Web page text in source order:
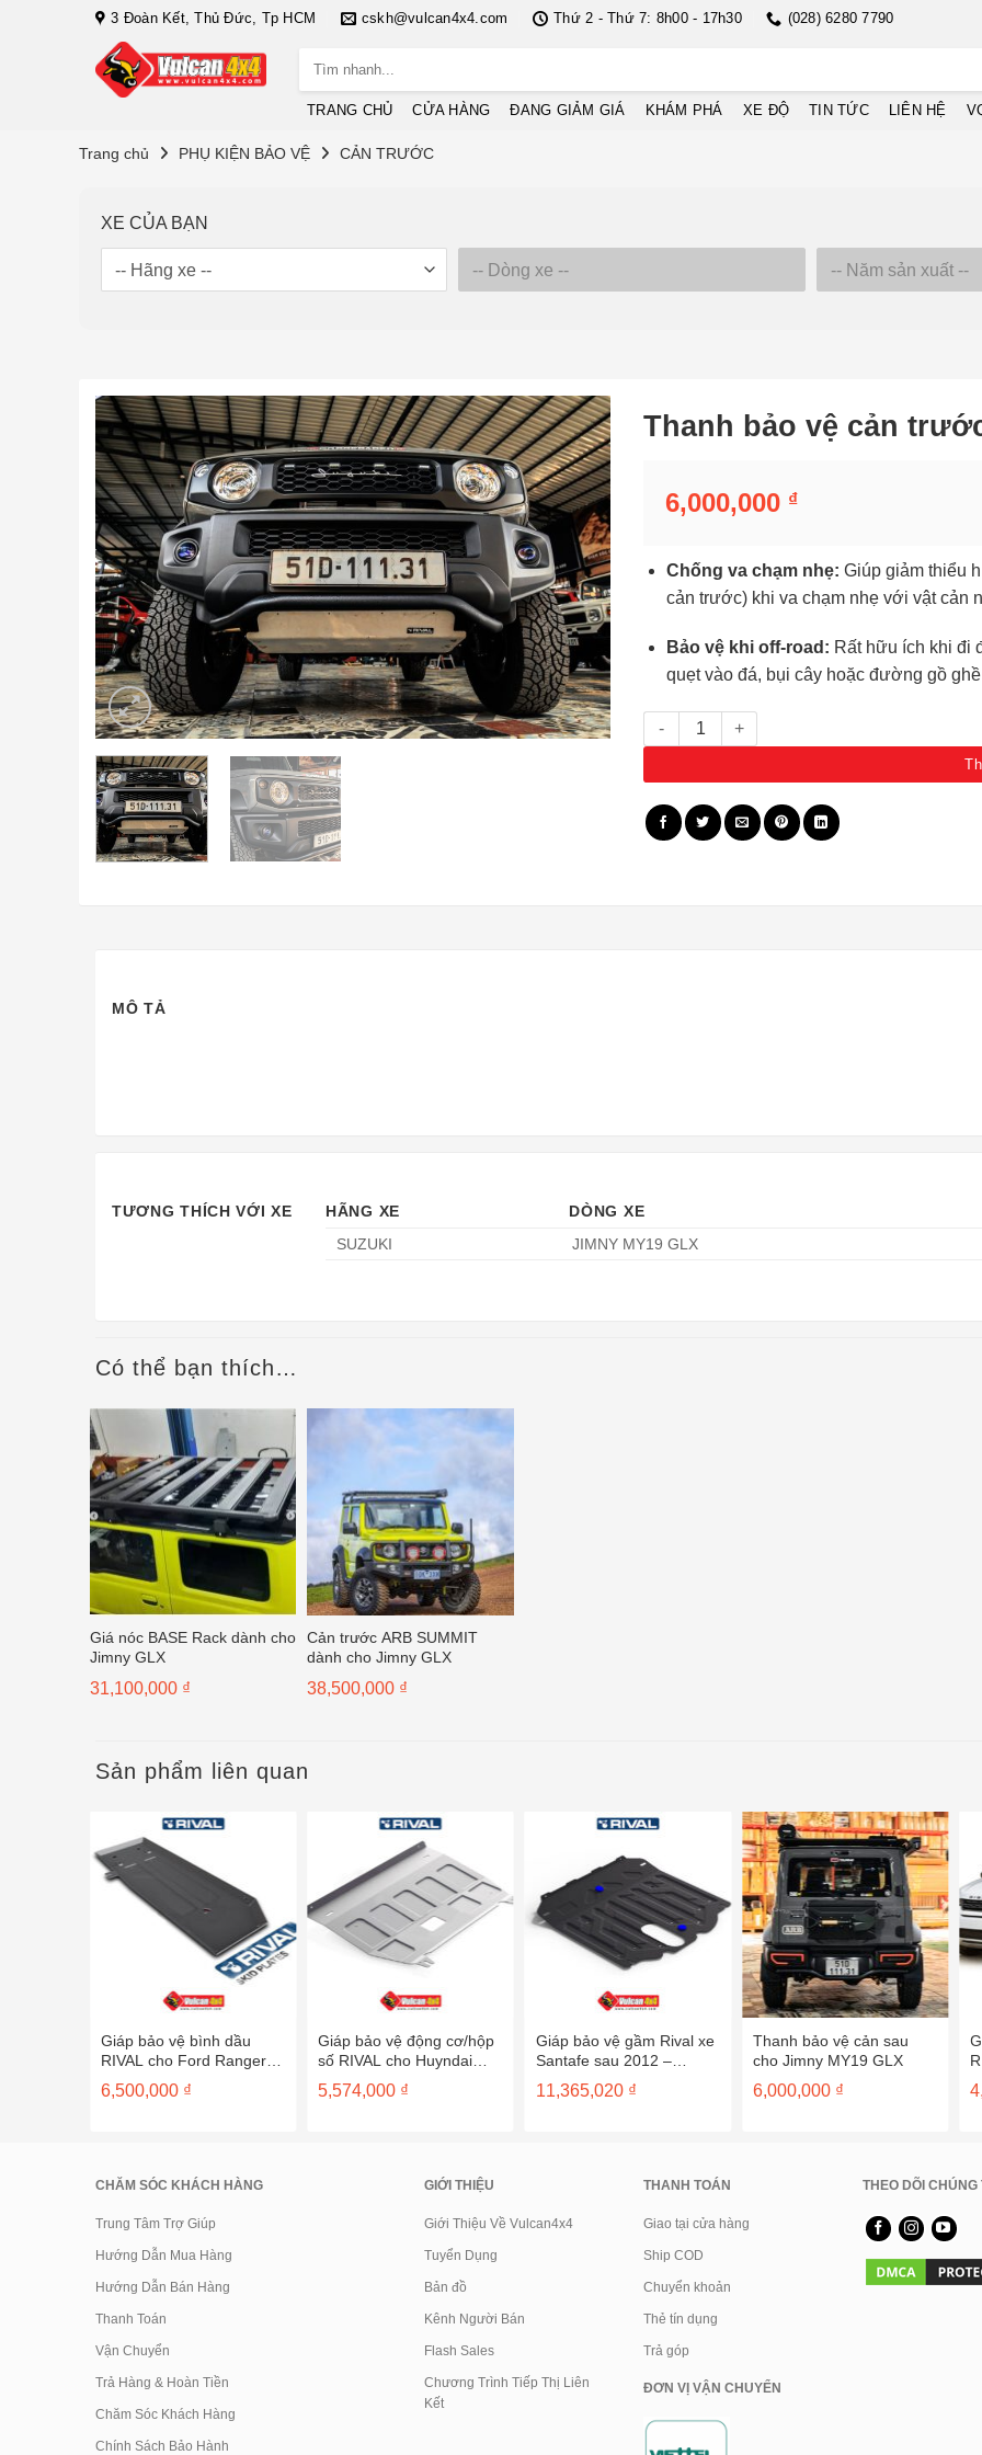
3 Đoàn Kết, Thủ Đức, Tp HCM cskh@vulcan4x4.com Thứ 2 - Thứ 7: 8h00 - 17h30 (028) 6280 7790
Tìm
TRANG CHỦ CỬA HÀNG ĐANG GIẢM GIÁ KHÁM PHÁ XE ĐỘ TIN TỨC LIÊN HỆ
Trang chủ PHỤ KIỆN BẢO VỆ CẢN TRƯỚC
XE CỦA BẠN
Thanh bảo vệ cản
6,000,000 ₫
Chống va chạm nhẹ: Giúp giảm thiểu
cản trước) khi va chạm nhẹ với vật cản
Bảo vệ khi off-road: Rất hữu ích khi đi
quẹt vào đá, bụi cây hoặc đường gồ
Thanh bảo vệ cản trước cho Jimny MY19 GLX
MÔ TẢ
TƯƠNG THÍCH VỚI XE HÃNG XE
DÒNG XE
SUZUKI
JIMNY MY19 GLX
Có thể bạn thích…
Giá nóc BASE Rack dành cho
Jimny GLX
31,100,000 ₫
Cản trước ARB SUMMIT
dành cho Jimny GLX
38,500,000 ₫
Sản phẩm liên quan
Giáp bảo vệ bình dầu
RIVAL cho Ford Ranger
sau 2012 – 2333.1845.1.6
6,500,000 ₫
Giáp bảo vệ động cơ/hộp
số RIVAL cho Huyndai
Veloster sau 2012 –
2333.2328.1
5,574,000 ₫
Giáp bảo vệ gầm Rival xe
Santafe sau 2012 –
2333.2341.1
11,365,020 ₫
Thanh bảo vệ cản sau
cho Jimny MY19 GLX
6,000,000 ₫
CHĂM SÓC KHÁCH HÀNG
Trung Tâm Trợ Giúp
Hướng Dẫn Mua Hàng
Hướng Dẫn Bán Hàng
Thanh Toán
Vận Chuyển
Trả Hàng & Hoàn Tiền
Chăm Sóc Khách Hàng
Chính Sách Bảo Hành
GIỚI THIỆU
Giới Thiệu Về Vulcan4x4
Tuyển Dụng
Bản đồ
Kênh Người Bán
Flash Sales
Chương Trình Tiếp Thị Liên
Kết
THANH TOÁN
Giao tại cửa hàng
Ship COD
Chuyển khoản
Thẻ tín dụng
Trả góp
ĐƠN VỊ VẬN CHUYỂN
THEO DÕI CHÚNG